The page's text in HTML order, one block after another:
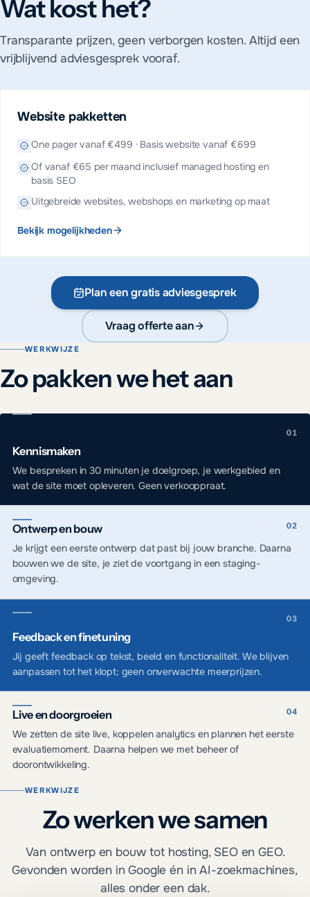
Wat kost het?
Transparante prijzen, geen verborgen kosten. Altijd een
vrijblijvend adviesgesprek vooraf.
Website pakketten
One pager vanaf €499 · Basis website vanaf €699
Of vanaf €65 per maand inclusief managed hosting en
basis SEO
Uitgebreide websites, webshops en marketing op maat
Bekijk mogelijkheden
Plan een gratis adviesgesprek
Vraag offerte aan
WERKWIJZE
Zo pakken we het aan
Kennismaken
We bespreken in 30 minuten je doelgroep, je werkgebied en
wat de site moet opleveren. Geen verkooppraat.
Ontwerp en bouw
Je krijgt een eerste ontwerp dat past bij jouw branche. Daarna
bouwen we de site, je ziet de voortgang in een staging-
omgeving.
Feedback en finetuning
Jij geeft feedback op tekst, beeld en functionaliteit. We blijven
aanpassen tot het klopt; geen onverwachte meerprijzen.
Live en doorgroeien
We zetten de site live, koppelen analytics en plannen het eerste
evaluatiemoment. Daarna helpen we met beheer of
doorontwikkeling.
WERKWIJZE
Zo werken we samen
Van ontwerp en bouw tot hosting, SEO en GEO.
Gevonden worden in Google én in AI-zoekmachines,
alles onder een dak.